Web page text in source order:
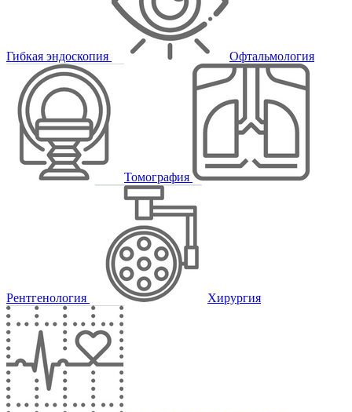
Гибкая эндоскопия Офтальмология
Томография
Рентгенология Хирургия